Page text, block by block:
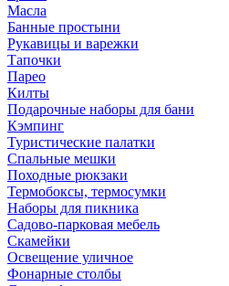
Масла
Банные простыни
Рукавицы и варежки
Тапочки
Парео
Килты
Подарочные наборы для бани
Кэмпинг
Туристические палатки
Спальные мешки
Походные рюкзаки
Термобоксы, термосумки
Наборы для пикника
Садово-парковая мебель
Скамейки
Освещение уличное
Фонарные столбы